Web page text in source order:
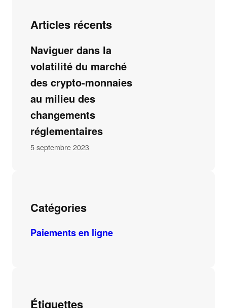
Articles récents
Naviguer dans la
volatilité du marché
des crypto-monnaies
au milieu des
changements
réglementaires
5 septembre 2023
Catégories
Paiements en ligne
Étiquettes